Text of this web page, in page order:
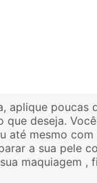
aplique poucas
que deseja.
até mesmo
a sua pele
maquiagem ,